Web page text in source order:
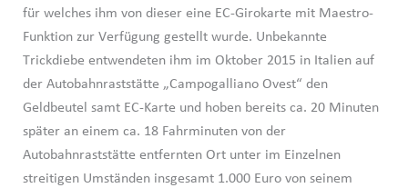
für welches ihm von dieser eine EC-Girokarte mit Maestro-
Funktion zur Verfügung gestellt wurde. Unbekannte
Trickdiebe entwendeten ihm im Oktober 2015 in Italien auf
der Autobahnraststätte „Campogalliano Ovest“ den
Geldbeutel samt EC-Karte und hoben bereits ca. 20 Minuten
später an einem ca. 18 Fahrminuten von der
Autobahnraststätte entfernten Ort unter im Einzelnen
streitigen Umständen insgesamt 1.000 Euro von seinem